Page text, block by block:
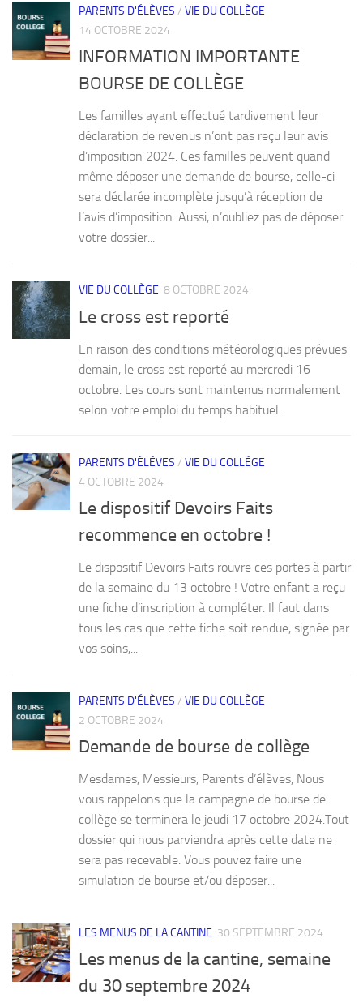
PARENTS D'ÉLÈVES / VIE DU COLLÈGE
14 OCTOBRE 2024
INFORMATION IMPORTANTE
BOURSE DE COLLÈGE
Les familles ayant effectué tardivement leur
déclaration de revenus n’ont pas reçu leur avis
d’imposition 2024. Ces familles peuvent quand
même déposer une demande de bourse, celle-ci
sera déclarée incomplète jusqu’à réception de
l’avis d’imposition. Aussi, n’oubliez pas de déposer
votre dossier...
VIE DU COLLÈGE 8 OCTOBRE 2024
Le cross est reporté
En raison des conditions météorologiques prévues
demain, le cross est reporté au mercredi 16
octobre. Les cours sont maintenus normalement
selon votre emploi du temps habituel.
PARENTS D'ÉLÈVES / VIE DU COLLÈGE
4 OCTOBRE 2024
Le dispositif Devoirs Faits
recommence en octobre !
Le dispositif Devoirs Faits rouvre ces portes à partir
de la semaine du 13 octobre ! Votre enfant a reçu
une fiche d’inscription à compléter. Il faut dans
tous les cas que cette fiche soit rendue, signée par
vos soins,...
PARENTS D'ÉLÈVES / VIE DU COLLÈGE
2 OCTOBRE 2024
Demande de bourse de collège
Mesdames, Messieurs, Parents d’élèves, Nous
vous rappelons que la campagne de bourse de
collège se terminera le jeudi 17 octobre 2024.Tout
dossier qui nous parviendra après cette date ne
sera pas recevable. Vous pouvez faire une
simulation de bourse et/ou déposer...
LES MENUS DE LA CANTINE 30 SEPTEMBRE 2024
Les menus de la cantine, semaine
du 30 septembre 2024